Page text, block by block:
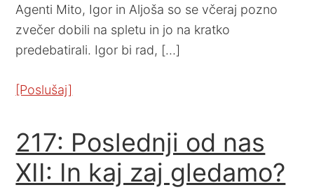
Agenti Mito, Igor in Aljoša so se včeraj pozno
zvečer dobili na spletu in jo na kratko
predebatirali. Igor bi rad, […]
[Poslušaj]
217: Poslednji od nas
XII: In kaj zaj gledamo?